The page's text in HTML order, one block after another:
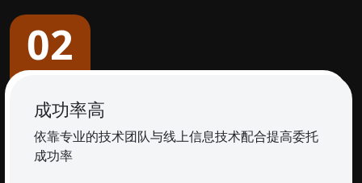
02
成功率高
依靠专业的技术团队与线上信息技术配合提高委托
成功率